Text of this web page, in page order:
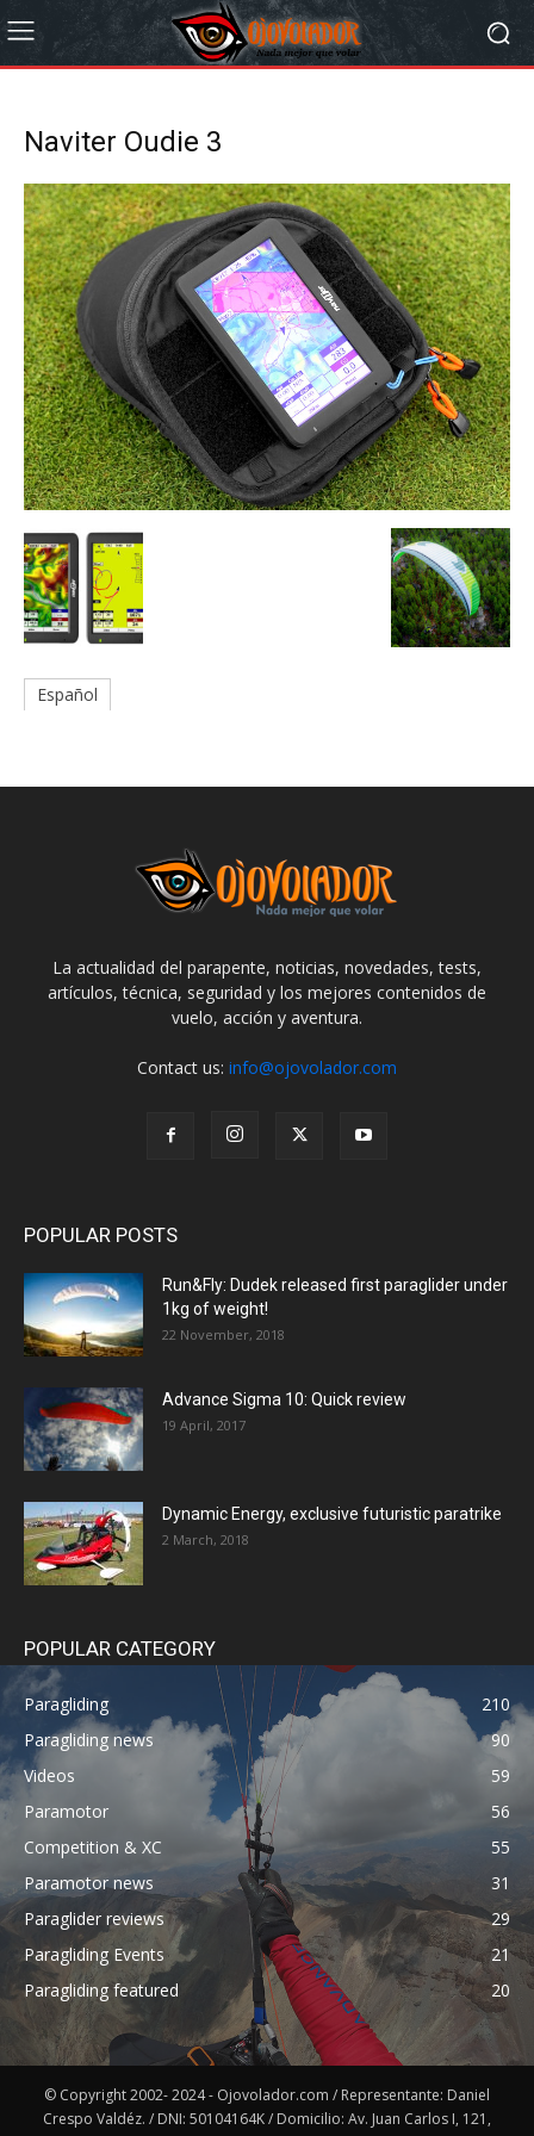
Naviter Oudie 3
Español
La actualidad del parapente, noticias, novedades, tests,
artículos, técnica, seguridad y los mejores contenidos de
vuelo, acción y aventura.
Contact us: info@ojovolador.com
POPULAR POSTS
Run&Fly: Dudek released first paraglider under
1kg of weight!
22 November, 2018
Advance Sigma 10: Quick review
19 April, 2017
Dynamic Energy, exclusive futuristic paratrike
2 March, 2018
POPULAR CATEGORY
Paragliding
210
Paragliding news
90
Videos
59
Paramotor
56
Competition & XC
55
Paramotor news
31
Paraglider reviews
29
Paragliding Events
21
Paragliding featured
20
© Copyright 2002- 2024 - Ojovolador.com / Representante: Daniel
Crespo Valdéz. / DNI: 50104164K / Domicilio: Av. Juan Carlos I, 121,